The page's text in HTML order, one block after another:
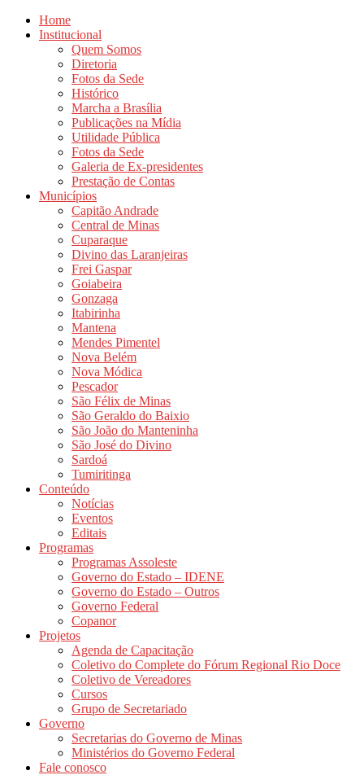
Home
Institucional
Quem Somos
Diretoria
Fotos da Sede
Histórico
Marcha a Brasília
Publicações na Mídia
Utilidade Pública
Fotos da Sede
Galeria de Ex-presidentes
Prestação de Contas
Municípios
Capitão Andrade
Central de Minas
Cuparaque
Divino das Laranjeiras
Frei Gaspar
Goiabeira
Gonzaga
Itabirinha
Mantena
Mendes Pimentel
Nova Belém
Nova Módica
Pescador
São Félix de Minas
São Geraldo do Baixio
São João do Manteninha
São José do Divino
Sardoá
Tumiritinga
Conteúdo
Notícias
Eventos
Editais
Programas
Programas Assoleste
Governo do Estado – IDENE
Governo do Estado – Outros
Governo Federal
Copanor
Projetos
Agenda de Capacitação
Coletivo do Complete do Fórum Regional Rio Doce
Coletivo de Vereadores
Cursos
Grupo de Secretariado
Governo
Secretarias do Governo de Minas
Ministérios do Governo Federal
Fale conosco